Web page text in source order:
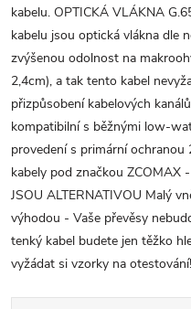
kabelu. OPTICKÁ VLÁKNA
kabelu jsou optická vlákna dle
zvýšenou odolnost na
2,4cm), a tak tento kabel
přizpůsobení kabelových
kompatibilní s běžnými low-
provedení s primární
kabely pod značkou ZCOMAX
JSOU ALTERNATIVOU Malý
výhodou - Vaše převěsy
tenký kabel budete jen těžko
vyžádat si vzorky na otestování!